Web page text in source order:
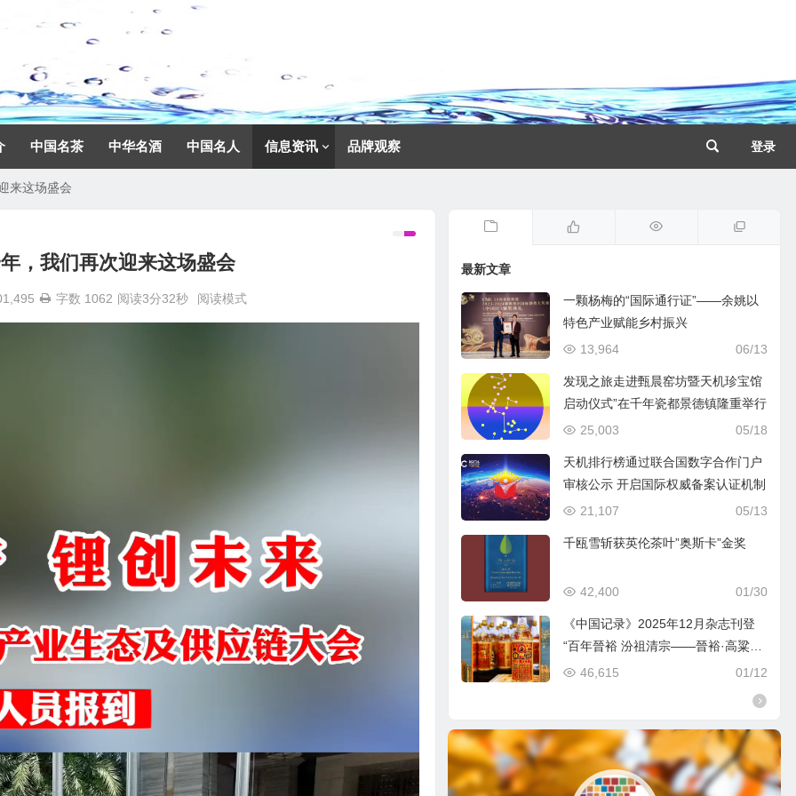
中国名茶 中华名酒 中国名人 信息资讯 品牌观察 登录
来这场盛会
，我们再次迎来这场盛会
字数 1062 阅读3分32秒 阅读模式
最新文章
一颗杨梅的“国际通行证”——余姚以
特色产业赋能乡村振兴
06/13
13,964
发现之旅走进甄晨窑坊暨天机珍宝馆
启动仪式”在千年瓷都景德镇隆重举行
05/18
25,003
天机排行榜通过联合国数字合作门户
审核公示 开启国际权威备案认证机制
05/13
21,107
千瓯雪斩获英伦茶叶”奥斯卡”金奖
01/30
42,400
《中国记录》2025年12月杂志刊登
“百年晉裕 汾祖清宗——晉裕·高粱穗
商标品牌及晉裕汾酒公司”
01/12
46,615